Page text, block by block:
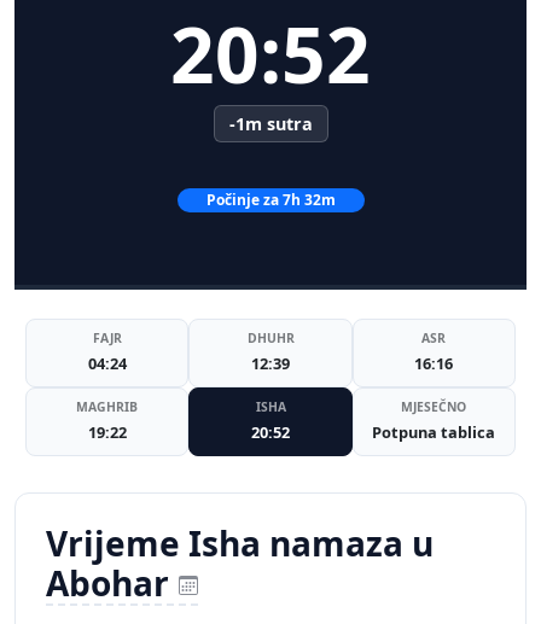
20:52
-1m sutra
Počinje za 7h 32m
FAJR
04:24
DHUHR
12:39
ASR
16:16
MAGHRIB
19:22
ISHA
20:52
MJESEČNO
Potpuna tablica
Vrijeme Isha namaza u
Abohar